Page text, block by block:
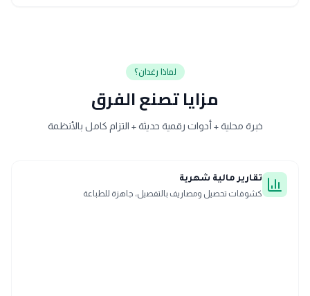
لماذا رغدان؟
مزايا تصنع الفرق
خبرة محلية + أدوات رقمية حديثة + التزام كامل بالأنظمة
تقارير مالية شهرية
كشوفات تحصيل ومصاريف بالتفصيل، جاهزة للطباعة